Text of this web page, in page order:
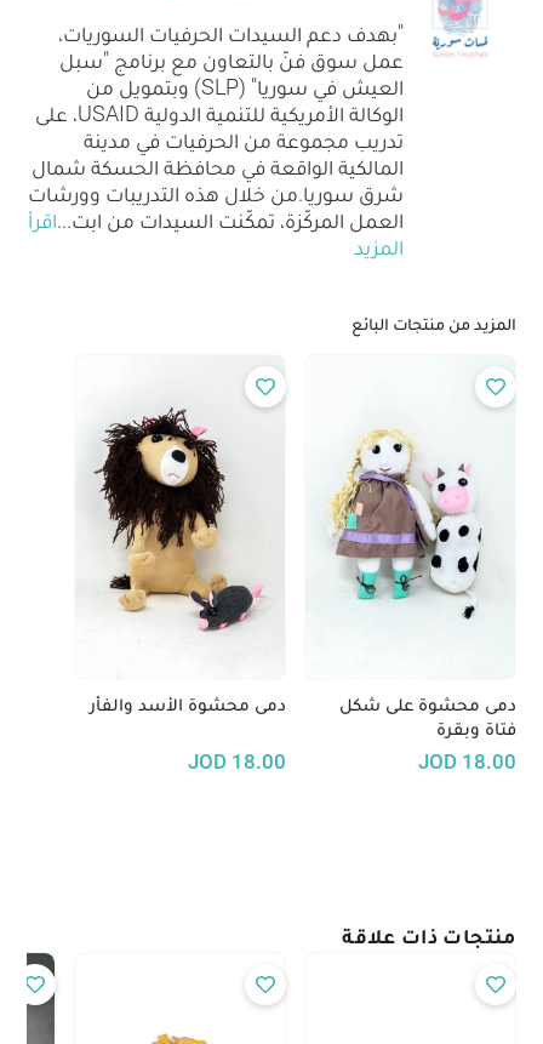
"بهدف دعم السيدات الحرفيات السوريات،
عمل سوق فنّ بالتعاون مع برنامج "سبل
العيش في سوريا" (SLP) وبتمويل من
الوكالة الأمريكية للتنمية الدولية USAID، على
تدريب مجموعة من الحرفيات في مدينة
المالكية الواقعة في محافظة الحسكة شمال
شرق سوريا.من خلال هذه التدريبات وورشات
العمل المركّزة، تمكّنت السيدات من ابت...اقرأ
المزيد
المزيد من منتجات البائع
دمى محشوة على شكل
فتاة وبقرة
18.00
JOD
دمى محشوة الأسد والفأر
18.00
JOD
منتجات ذات علاقة